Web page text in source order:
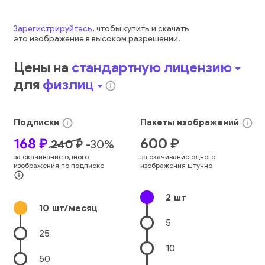
Зарегистрируйтесь, чтобы купить и скачать
это изображениев высоком разрешении.
Цены на стандартную лицензиюarrow_drop_down
для физлицarrow_drop_downinfo_outline
Подписки info_outline
168 ₽ 240₽ -30%
за скачивание одного
изображения по подписке
info_outline
10 шт/месяц
25
50
Пакеты изображений info_outline
600 ₽
за скачивание одного
изображения штучно
2 шт
5
10